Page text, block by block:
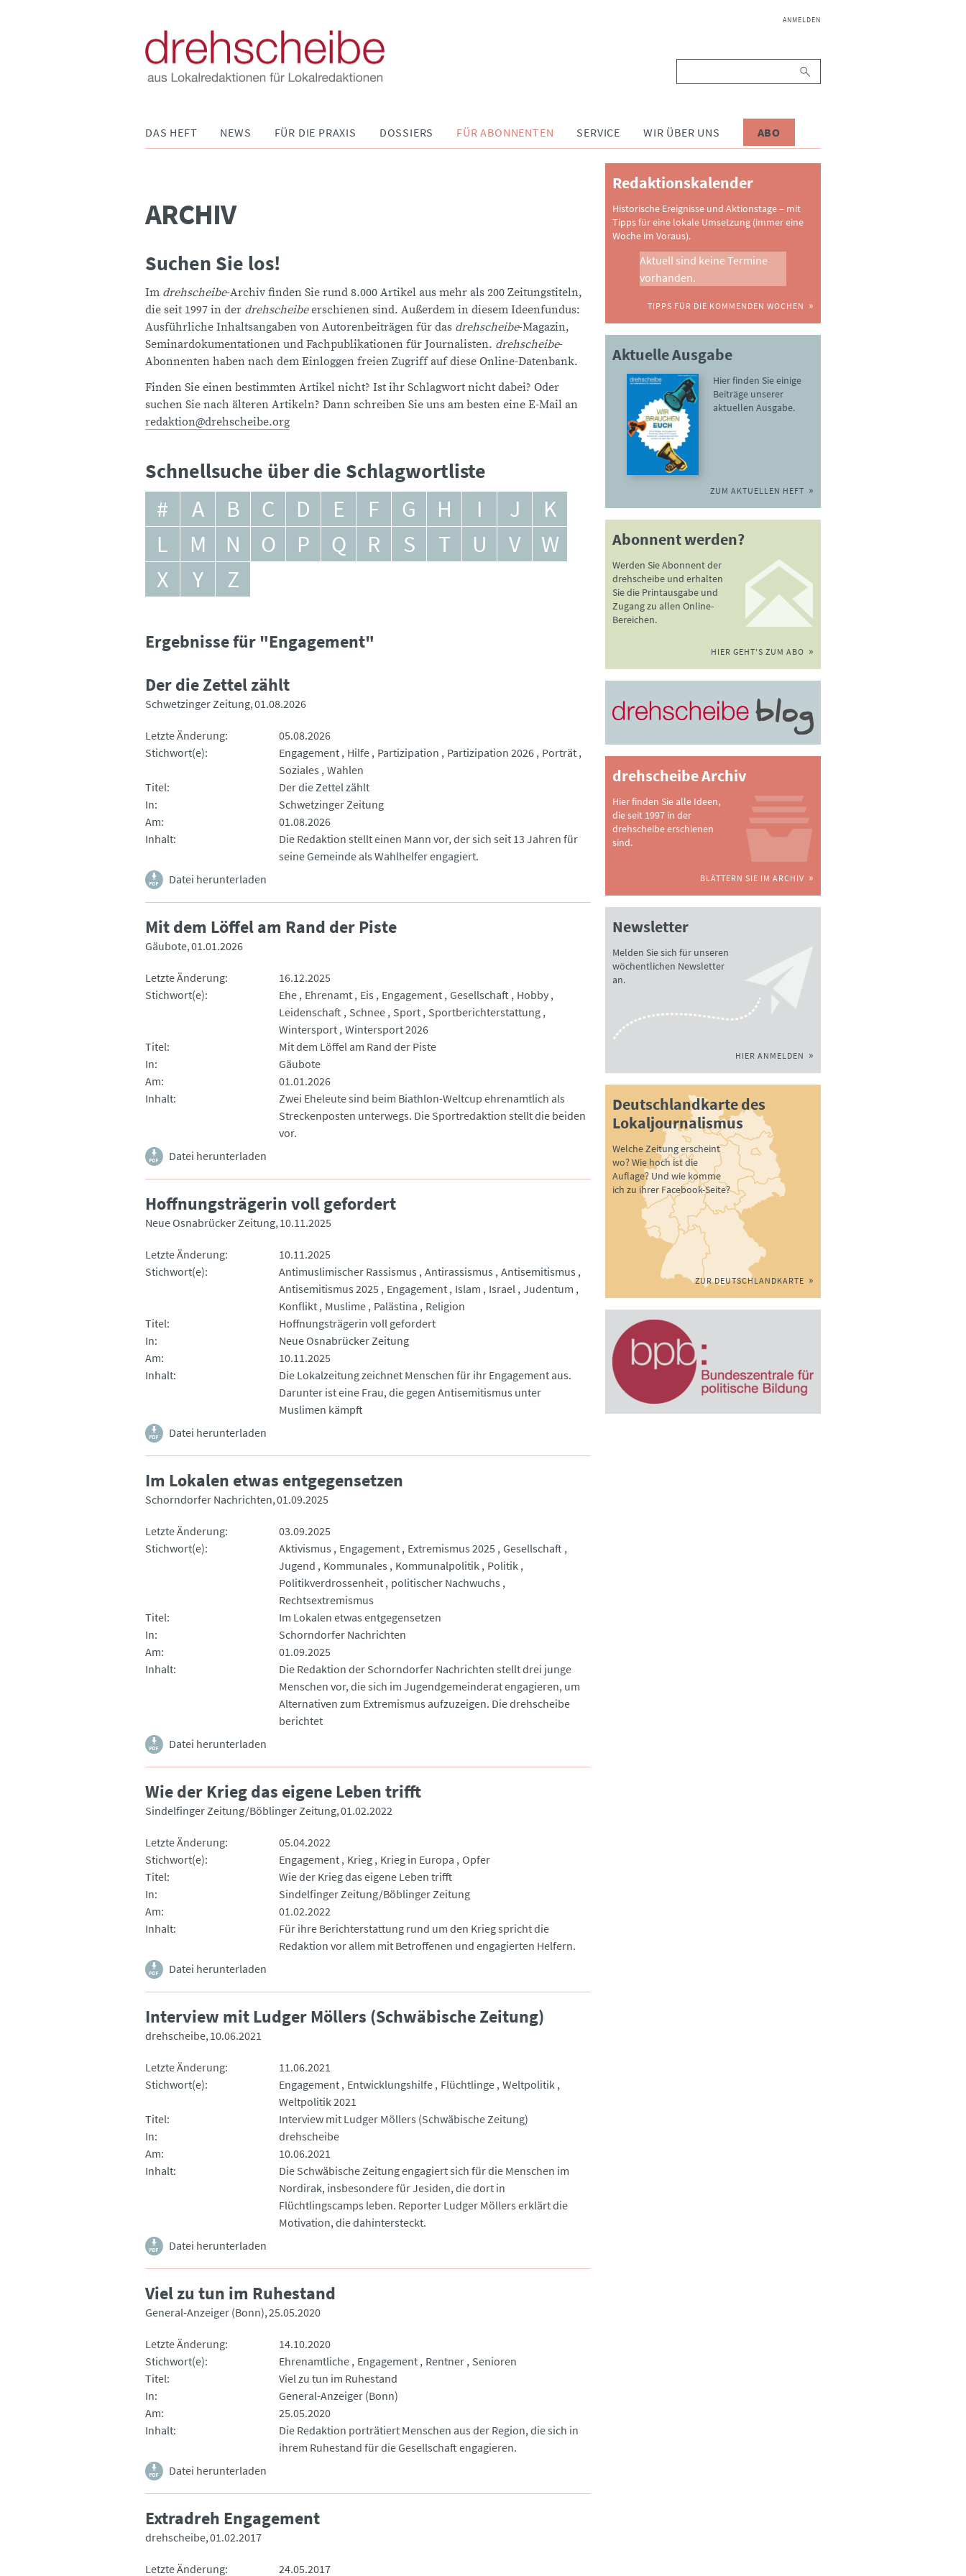
NAVIGATION
ANMELDEN
DAS HEFT NEWS FÜR DIE PRAXIS DOSSIERS FÜR ABONNENTEN SERVICE WIR ÜBER UNS ABO
ARCHIV
Suchen Sie los!
Im drehscheibe-Archiv finden Sie rund 8.000 Artikel aus mehr als 200 Zeitungstiteln,
die seit 1997 in der drehscheibeerschienen sind. Außerdem in diesem Ideenfundus:
Ausführliche Inhaltsangaben von Autorenbeiträgen für das drehscheibe-Magazin,
Seminardokumentationen und Fachpublikationen für Journalisten. drehscheibe-
Abonnenten haben nach dem Einloggen freien Zugriff auf diese Online-Datenbank.
Finden Sie einen bestimmten Artikel nicht? Ist ihr Schlagwort nicht dabei? Oder
suchen Sie nach älteren Artikeln? Dann schreiben Sie uns am besten eine E-Mail an
redaktion@drehscheibe.org
Schnellsuche über die Schlagwortliste
# A B C D E F G H I J
K
L
M N O P Q R S T U V
W
X
Y Z
Ergebnisse für "Engagement"
Der die Zettel zählt
Schwetzinger Zeitung 01.08.2026
Letzte Änderung
05.08.2026
Stichwort(e)
Engagement Hilfe Partizipation Partizipation 2026
Porträt
Soziales Wahlen
Titel
Der die Zettel zählt
In
Schwetzinger Zeitung
Am
01.08.2026
Inhalt
Die Redaktion stellt einen Mann vor, der sich seit 13 Jahren für
seine Gemeinde als Wahlhelfer engagiert.
Datei herunterladen
Mit dem Löffel am Rand der Piste
Gäubote 01.01.2026
Letzte Änderung
16.12.2025
Stichwort(e)
Ehe Ehrenamt Eis Engagement Gesellschaft
Hobby
Leidenschaft
Schnee Sport
Sportberichterstattung
Wintersport Wintersport 2026
Titel
Mit dem Löffel am Rand der Piste
In
Gäubote
Am
01.01.2026
Inhalt
Zwei Eheleute sind beim Biathlon-Weltcup ehrenamtlich als
Streckenposten unterwegs. Die Sportredaktion stellt die beiden
vor.
Datei herunterladen
Hoffnungsträgerin voll gefordert
Neue Osnabrücker Zeitung 10.11.2025
Letzte Änderung
10.11.2025
Stichwort(e)
Antimuslimischer Rassismus Antirassismus Antisemitismus
Antisemitismus 2025
Engagement Islam Israel Judentum
Konflikt
Muslime Palästina
Religion
Titel
Hoffnungsträgerin voll gefordert
In
Neue Osnabrücker Zeitung
Am
10.11.2025
Inhalt
Die Lokalzeitung zeichnet Menschen für ihr Engagement aus.
Darunter ist eine Frau, die gegen Antisemitismus unter
Muslimen kämpft
Datei herunterladen
Im Lokalen etwas entgegensetzen
Schorndorfer Nachrichten 01.09.2025
Letzte Änderung
03.09.2025
Stichwort(e)
Aktivismus Engagement Extremismus 2025 Gesellschaft
Jugend
Kommunales Kommunalpolitik
Politik
Politikverdrossenheit
politischer Nachwuchs
Rechtsextremismus
Titel
Im Lokalen etwas entgegensetzen
In
Schorndorfer Nachrichten
Am
01.09.2025
Inhalt
Die Redaktion der Schorndorfer Nachrichten stellt drei junge
Menschen vor, die sich im Jugendgemeinderat engagieren, um
Alternativen zum Extremismus aufzuzeigen. Die drehscheibe
berichtet
Datei herunterladen
Wie der Krieg das eigene Leben trifft
Sindelfinger Zeitung/Böblinger Zeitung 01.02.2022
Letzte Änderung
05.04.2022
Stichwort(e)
Engagement Krieg Krieg in Europa Opfer
Titel
Wie der Krieg das eigene Leben trifft
In
Sindelfinger Zeitung/Böblinger Zeitung
Am
01.02.2022
Inhalt
Für ihre Berichterstattung rund um den Krieg spricht die
Redaktion vor allem mit Betroffenen und engagierten Helfern.
Datei herunterladen
Interview mit Ludger Möllers (Schwäbische Zeitung)
drehscheibe 10.06.2021
Letzte Änderung
11.06.2021
Stichwort(e)
Engagement Entwicklungshilfe Flüchtlinge Weltpolitik
Weltpolitik 2021
Titel
Interview mit Ludger Möllers (Schwäbische Zeitung)
In
drehscheibe
Am
10.06.2021
Inhalt
Die Schwäbische Zeitung engagiert sich für die Menschen im
Nordirak, insbesondere für Jesiden, die dort in
Flüchtlingscamps leben. Reporter Ludger Möllers erklärt die
Motivation, die dahintersteckt.
Datei herunterladen
Viel zu tun im Ruhestand
General-Anzeiger (Bonn) 25.05.2020
Letzte Änderung
14.10.2020
Stichwort(e)
Ehrenamtliche Engagement Rentner
Senioren
Titel
Viel zu tun im Ruhestand
In
General-Anzeiger (Bonn)
Am
25.05.2020
Inhalt
Die Redaktion porträtiert Menschen aus der Region, die sich in
ihrem Ruhestand für die Gesellschaft engagieren.
Datei herunterladen
Extradreh Engagement
drehscheibe 01.02.2017
Letzte Änderung 24.05.2017
Redaktionskalender
Historische Ereignisse und Aktionstage – mit
Tipps für eine lokale Umsetzung (immer eine
Woche im Voraus).
Aktuell sind keine Termine
vorhanden.
TIPPS FÜR DIE KOMMENDEN WOCHEN
Aktuelle Ausgabe
Hier finden Sie einige
Beiträge unserer
aktuellen Ausgabe.
ZUM AKTUELLEN HEFT
Abonnent werden?
Werden Sie Abonnent der
drehscheibe und erhalten
Sie die Printausgabe und
Zugang zu allen Online-
Bereichen.
HIER GEHT'S ZUM ABO
drehscheibe Archiv
Hier finden Sie alle Ideen,
die seit 1997 in der
drehscheibe erschienen
sind.
BLÄTTERN SIE IM ARCHIV
Newsletter
Melden Sie sich für unseren
wöchentlichen Newsletter
an.
HIER ANMELDEN
Deutschlandkarte des
Lokaljournalismus
Welche Zeitung erscheint
wo? Wie hoch ist die
Auflage? Und wie komme
ich zu ihrer Facebook-Seite?
ZUR DEUTSCHLANDKARTE